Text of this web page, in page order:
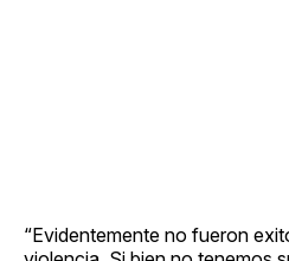
“Evidentemente no fueron